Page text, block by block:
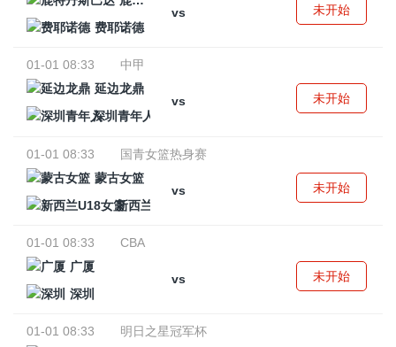
vs
费耶诺德
未开始
01-01 08:33
中甲
延边龙鼎
vs
深圳青年人
未开始
01-01 08:33
国青女篮热身赛
蒙古女篮
vs
新西兰U18女篮
未开始
01-01 08:33
CBA
广厦
vs
深圳
未开始
01-01 08:33
明日之星冠军杯